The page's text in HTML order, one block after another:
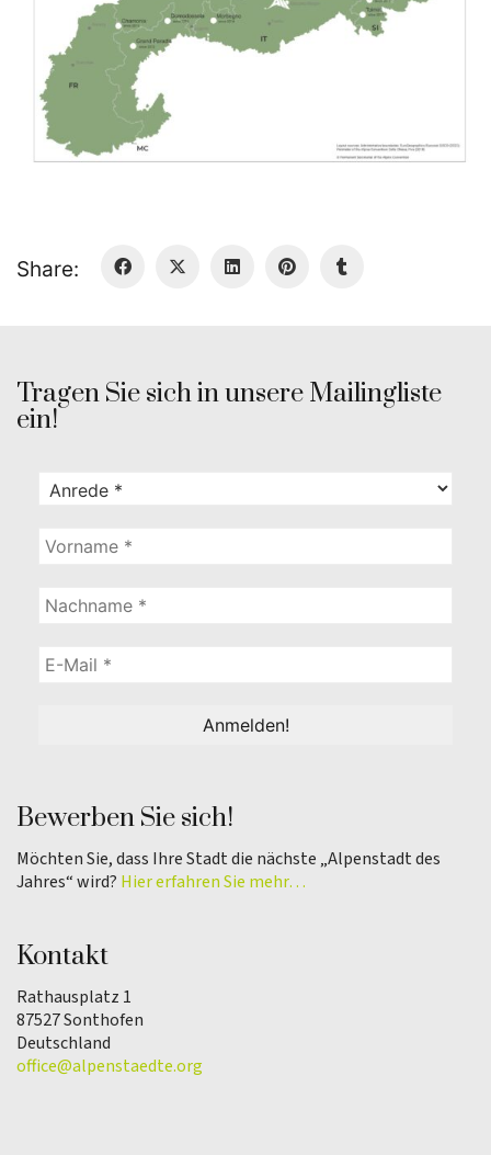
Share:
Tragen Sie sich in unsere Mailingliste
ein!
Bewerben Sie sich!
Möchten Sie, dass Ihre Stadt die nächste „Alpenstadt des
Jahres“ wird? Hier erfahren Sie mehr…
Kontakt
Rathausplatz 1
87527 Sonthofen
Deutschland
office@alpenstaedte.org